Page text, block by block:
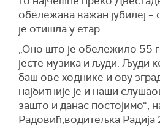
обележава важан јубилеј –
је отишла у етар.
„Оно што је обележило 55
јесте музика и људи. Људи
баш ове ходнике и ову
најбитније је и наши
зашто и данас постојимо“,
Радовић,водитељка Радија